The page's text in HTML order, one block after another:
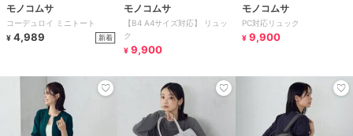
モノコムサ
コーデュロイ ミニトート
¥ 4,989 新着
モノコムサ
【B4 A4サイズ対応】 リュッ
ク
¥ 9,900
モノコムサ
PC対応リュック
¥ 9,900